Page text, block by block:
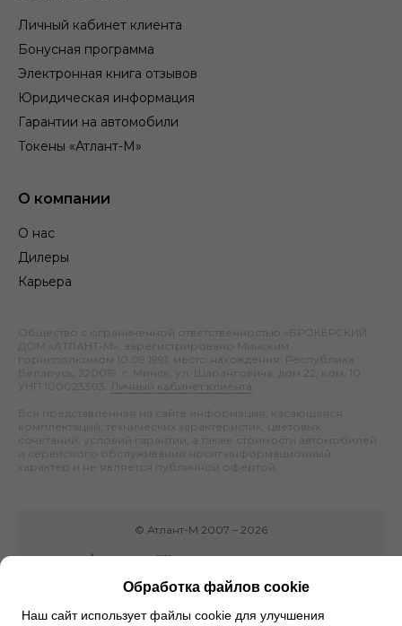
Личный кабинет клиента
Бонусная программа
Электронная книга отзывов
Юридическая информация
Гарантии на автомобили
Токены «Атлант-М»
О компании
О нас
Дилеры
Карьера
Общество с ограниченной ответственностью «БРОКЕРСКИЙ
ДОМ «АТЛАНТ-М», зарегистрировано Минским
горисполкомом 10.09.1991; место нахождения: Республика
Беларусь, 220019, г. Минск, ул. Шаранговича, дом 22, ком. 10;
УНП 100023303.
Личный кабинет клиента
Вся представленная на сайте информация, касающаяся
комплектаций, технических характеристик, цветовых
сочетаний, условий гарантии, а также стоимости автомобилей
и сервисного обслуживания носит информационный
характер и не является публичной офертой.
© Атлант-М 2007 – 2026
Обработка файлов cookie
Наш сайт использует файлы cookie для улучшения